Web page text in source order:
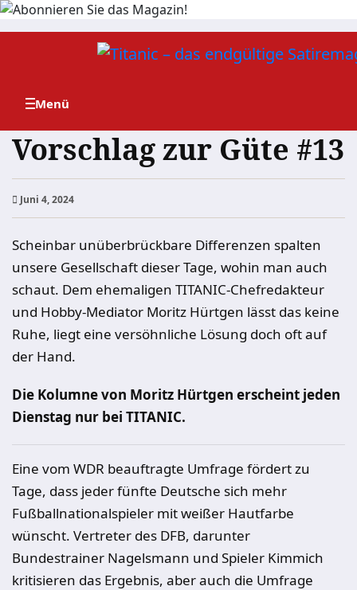
Zum
Vorschlag zur Güte #13
Juni 4, 2024
Scheinbar unüberbrückbare Differenzen spalten
unsere Gesellschaft dieser Tage, wohin man auch
schaut. Dem ehemaligen TITANIC-Chefredakteur
und Hobby-Mediator Moritz Hürtgen lässt das keine
Ruhe, liegt eine versöhnliche Lösung doch oft auf
der Hand.
Die Kolumne von Moritz Hürtgen erscheint jeden
Dienstag nur bei TITANIC.
Eine vom WDR beauftragte Umfrage fördert zu
Tage, dass jeder fünfte Deutsche sich mehr
Fußballnationalspieler mit weißer Hautfarbe
wünscht. Vertreter des DFB, darunter
Bundestrainer Nagelsmann und Spieler Kimmich
kritisieren das Ergebnis, aber auch die Umfrage